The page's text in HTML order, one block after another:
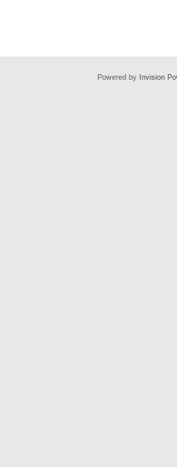
Powered by Invision